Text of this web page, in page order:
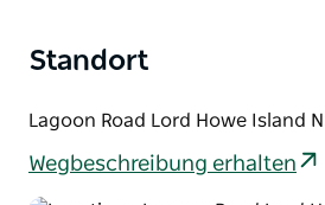
warum so viele Gäste jedes Jahr
Standort
Lagoon Road Lord Howe Island
Wegbeschreibung erhalten